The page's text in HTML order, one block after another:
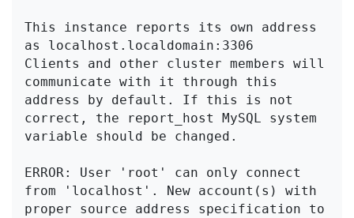
This instance reports its own address
as localhost.localdomain:3306
Clients and other cluster members will
communicate with it through this
address by default. If this is not
correct, the report_host MySQL system
variable should be changed.
ERROR: User 'root' can only connect
from 'localhost'. New account(s) with
proper source address specification to